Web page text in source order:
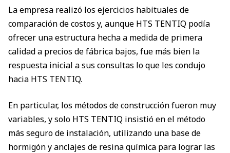
La empresa realizó los ejercicios habituales de
comparación de costos y, aunque HTS TENTIQ podía
ofrecer una estructura hecha a medida de primera
calidad a precios de fábrica bajos, fue más bien la
respuesta inicial a sus consultas lo que les condujo
hacia HTS TENTIQ.
En particular, los métodos de construcción fueron muy
variables, y solo HTS TENTIQ insistió en el método
más seguro de instalación, utilizando una base de
hormigón y anclajes de resina química para lograr las